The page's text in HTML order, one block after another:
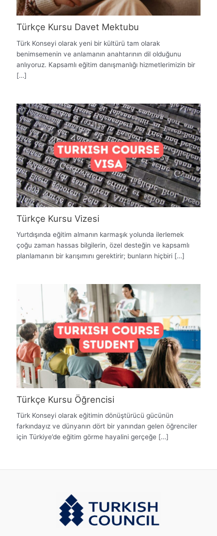
Türkçe Kursu Davet Mektubu
Türk Konseyi olarak yeni bir kültürü tam olarak
benimsemenin ve anlamanın anahtarının dil olduğunu
anlıyoruz. Kapsamlı eğitim danışmanlığı hizmetlerimizin bir
[…]
Türkçe Kursu Vizesi
Yurtdışında eğitim almanın karmaşık yolunda ilerlemek
çoğu zaman hassas bilgilerin, özel desteğin ve kapsamlı
planlamanın bir karışımını gerektirir; bunların hiçbiri […]
Türkçe Kursu Öğrencisi
Türk Konseyi olarak eğitimin dönüştürücü gücünün
farkındayız ve dünyanın dört bir yanından gelen öğrenciler
için Türkiye’de eğitim görme hayalini gerçeğe […]